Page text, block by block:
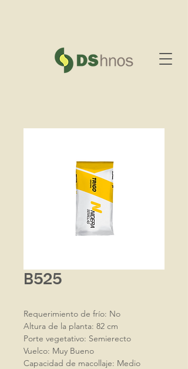
B525
Requerimiento de frío: No
Altura de la planta: 82 cm
Porte vegetativo: Semierecto
Vuelco: Muy Bueno
Capacidad de macollaje: Medio